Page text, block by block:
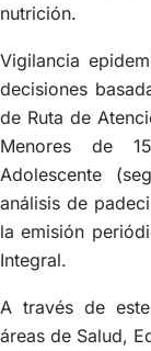
nutrición.
Vigilancia
decisiones
de Ruta de
Menores de
Adolescente
análisis de
la emisión
Integral.
A través de
áreas de Salud,